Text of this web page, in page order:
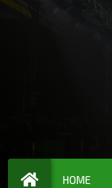
HOME